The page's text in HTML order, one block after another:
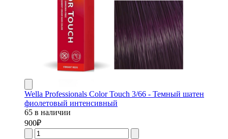
Wella Professionals Color Touch 3/66 - Темный шатен
фиолетовый интенсивный
65 в наличии
900₽